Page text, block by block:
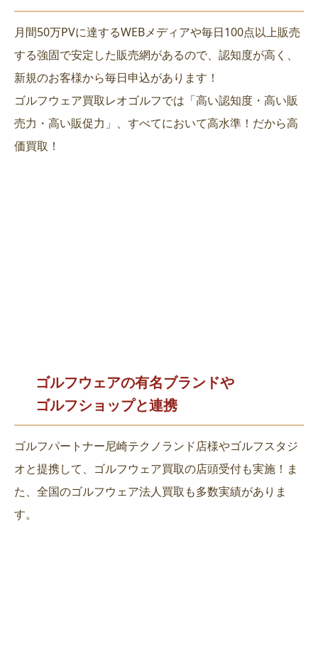
月間50万PVに達するWEBメディアや毎日100点以上販売
する強固で安定した販売網があるので、認知度が高く、
新規のお客様から毎日申込があります！
ゴルフウェア買取レオゴルフでは「高い認知度・高い販
売力・高い販促力」、すべてにおいて高水準！だから高
価買取！
ゴルフウェアの有名ブランドや
ゴルフショップと連携
ゴルフパートナー尼崎テクノランド店様やゴルフスタジ
オと提携して、ゴルフウェア買取の店頭受付も実施！ま
た、全国のゴルフウェア法人買取も多数実績がありま
す。